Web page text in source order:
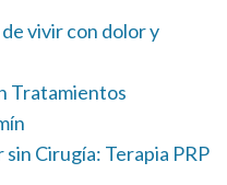
vivir con dolor y
Tratamientos
Cirugía: Terapia PRP